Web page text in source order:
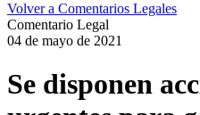
Volver a Comentarios Legales
Comentario Legal
04 de mayo de 2021
Se disponen